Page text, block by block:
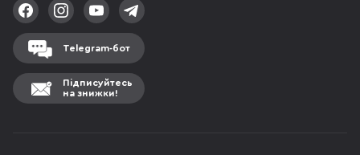
Telegram-бот
Підписуйтесь
на знижки!